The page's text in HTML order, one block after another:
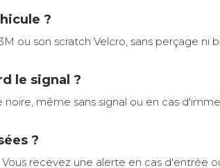
?
ou son scratch Velcro, sans perçage
le signal ?
même sans signal ou en cas
?
recevez une alerte en cas d'entrée